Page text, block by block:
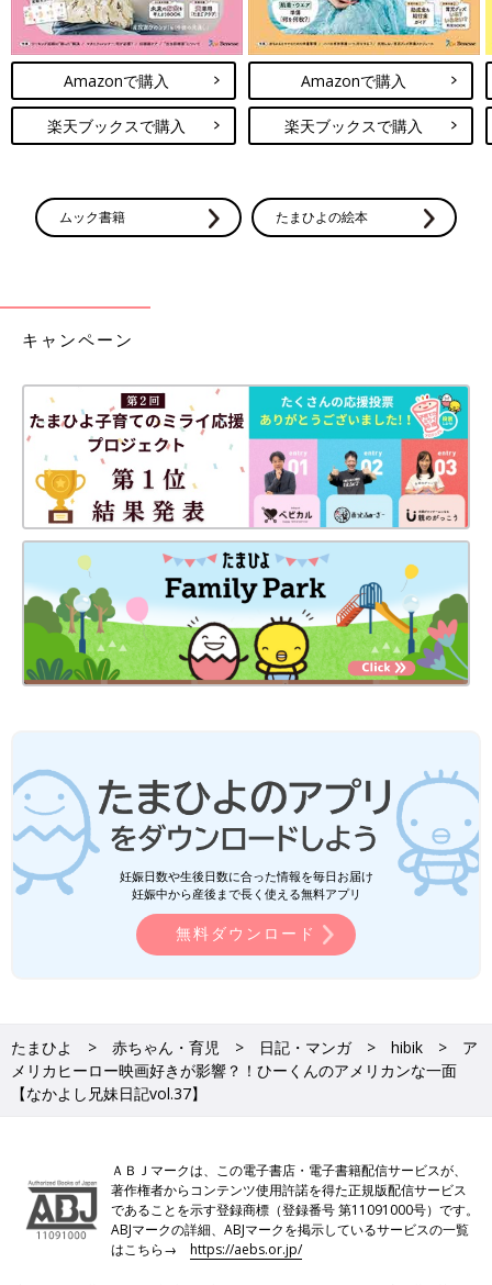
Amazonで購入
楽天ブックスで購入
Amazonで購入
楽天ブックスで購入
ムック書籍 たまひよの絵本
キャンペーン
妊娠日数や生後日数に合った情報を毎日お届け
妊娠中から産後まで長く使える無料アプリ
無料ダウンロード
たまひよ 赤ちゃん・育児 日記・マンガ hibik
ア
メリカヒーロー映画好きが影響？！ひーくんのアメリカンな一面
【なかよし兄妹日記vol.37】
ＡＢＪマークは、この電子書店・電子書籍配信サービスが、
著作権者からコンテンツ使用許諾を得た正規版配信サービス
であることを示す登録商標（登録番号 第11091000号）です。
ABJマークの詳細、ABJマークを掲示しているサービスの一覧
はこちら→https://aebs.or.jp/